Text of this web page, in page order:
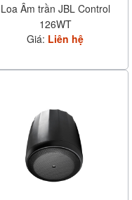
Loa Âm trần JBL Control
126WT
Giá: Liên hệ